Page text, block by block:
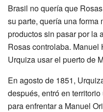
Brasil no quería que
su parte, quería una forma
productos sin pasar por la
Rosas controlaba. Manuel
Urquiza usar el puerto de
En agosto de 1851,
después, entró en
para enfrentar a Manuel